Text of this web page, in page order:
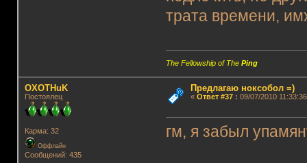
трата времени,
The Fellowship of ThePing
OXOTHuK
Постоялец
Карма: 32
Оффлайн
Сообщений: 435
Предлагаю ноксобол =)
« Ответ #37: 09/07/2010
гм, я забыл